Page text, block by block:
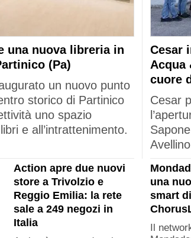
una nuova libreria in
(Pa)
un nuovo punto
storico di Partinico
uno spazio
e all’intrattenimento.
Cesar
Acqua
cuore
Cesar
Action apre due nuovi
store a Trivolzio e
Reggio Emilia: la rete
sale a 249 negozi in
Italia
una
smart
Il